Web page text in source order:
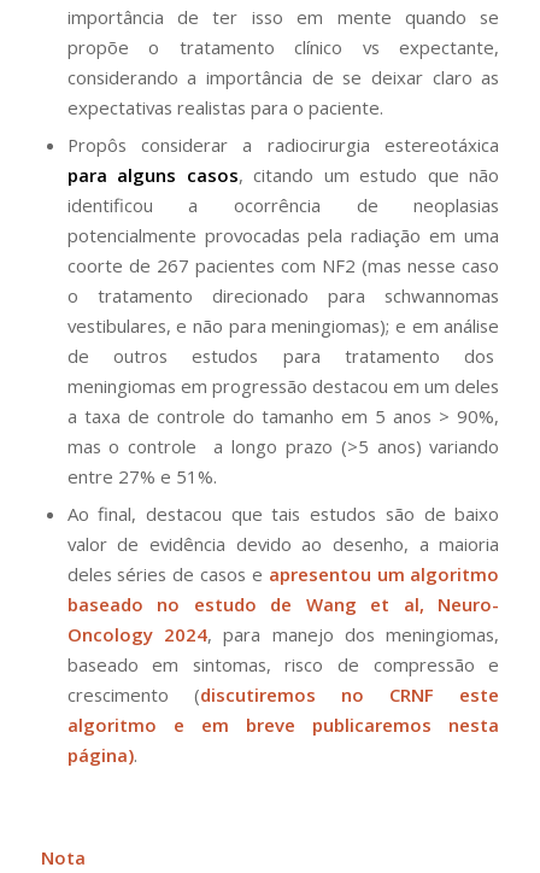
importância de ter isso em mente quando se
propõe o tratamento clínico vs expectante,
considerando a importância de se deixar claro as
expectativas realistas para o paciente.
Propôs considerar a radiocirurgia estereotáxica
para alguns casos, citando um estudo que não
identificou a ocorrência de neoplasias
potencialmente provocadas pela radiação em uma
coorte de 267 pacientes com NF2 (mas nesse caso
o tratamento direcionado para schwannomas
vestibulares, e não para meningiomas); e em análise
de outros estudos para tratamento dos
meningiomas em progressão destacou em um deles
a taxa de controle do tamanho em 5 anos > 90%,
mas o controle a longo prazo (>5 anos) variando
entre 27% e 51%.
Ao final, destacou que tais estudos são de baixo
valor de evidência devido ao desenho, a maioria
deles séries de casos e apresentou um algoritmo
baseado no estudo de Wang et al, Neuro-
Oncology 2024, para manejo dos meningiomas,
baseado em sintomas, risco de compressão e
crescimento (discutiremos no CRNF este
algoritmo e em breve publicaremos nesta
página).
Nota